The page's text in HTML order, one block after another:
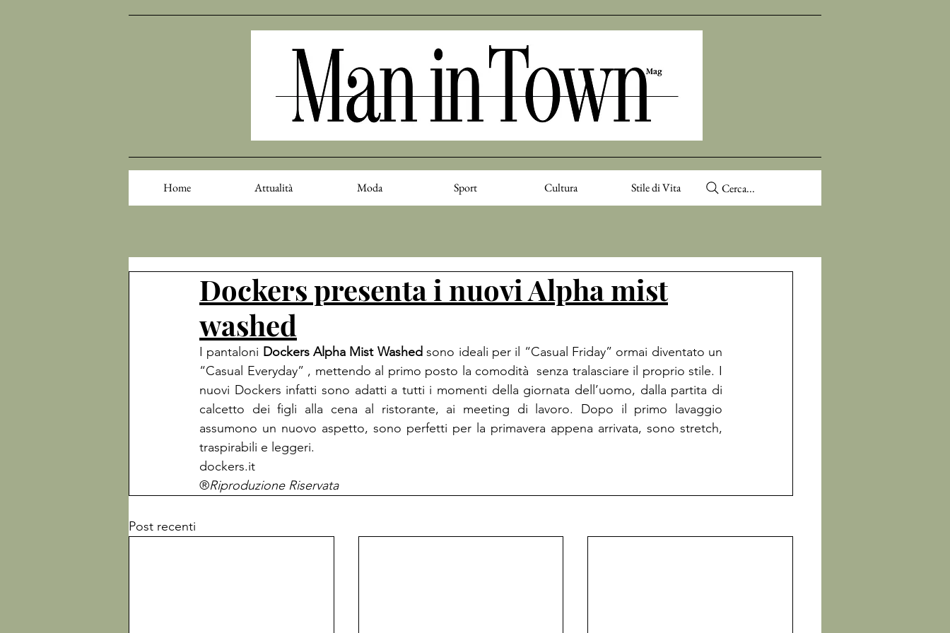
Home Attualità Moda Sport Cultura Stile di Vita Cerca...
Dockers presenta i nuovi Alpha mist
washed
I pantaloni Dockers Alpha Mist Washed sono ideali per il “Casual Friday” ormai diventato un
“Casual Everyday” , mettendo al primo posto la comodità  senza tralasciare il proprio stile. I
nuovi Dockers infatti sono adatti a tutti i momenti della giornata dell’uomo, dalla partita di
calcetto dei figli alla cena al ristorante, ai meeting di lavoro. Dopo il primo lavaggio
assumono un nuovo aspetto, sono perfetti per la primavera appena arrivata, sono stretch,
traspirabili e leggeri.
dockers.it
®Riproduzione Riservata
Post recenti